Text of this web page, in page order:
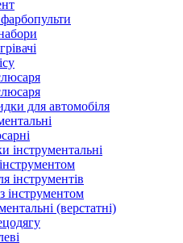
для автомобіля
інструментальні
інструментів
інструментом
(верстатні)